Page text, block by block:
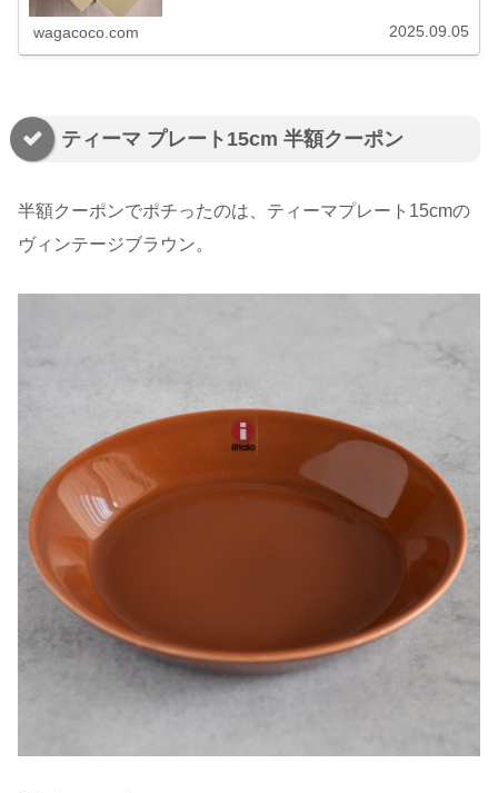
wagacoco.com 2025.09.05
ティーマ プレート15cm 半額クーポン
半額クーポンでポチったのは、ティーマプレート15cmの
ヴィンテージブラウン。